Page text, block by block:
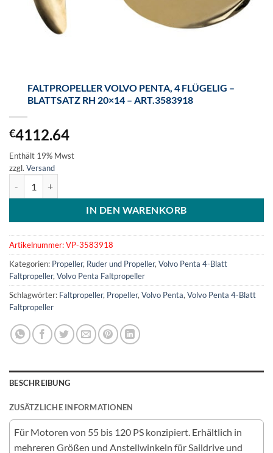
FALTPROPELLER VOLVO PENTA, 4 FLÜGELIG –
BLATTSATZ RH 20×14 – ART.3583918
€4112.64
Enthält 19% Mwst
zzgl. Versand
IN DEN WARENKORB
Artikelnummer:VP-3583918
Kategorien: Propeller, Ruder und Propeller, Volvo Penta 4-Blatt
Faltpropeller, Volvo Penta Faltpropeller
Schlagwörter: Faltpropeller, Propeller, Volvo Penta, Volvo Penta 4-Blatt
Faltpropeller
BESCHREIBUNG
ZUSÄTZLICHE INFORMATIONEN
Für Motoren von 55 bis 120 PS konzipiert. Erhältlich in
mehreren Größen und Anstellwinkeln für Saildrive und